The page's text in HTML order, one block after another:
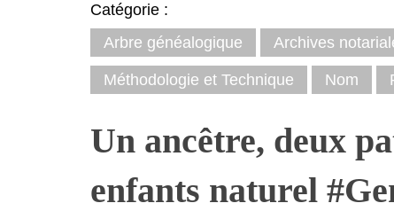
Catégorie :
Arbre généalogique
Archives
Méthodologie et Technique Nom
Un ancêtre, deux
enfants naturel